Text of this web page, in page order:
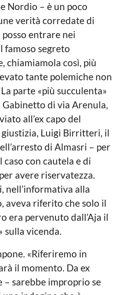
Nordio – è un poco
verità corredate di
entrare nei
famoso segreto
chiamiamola così, più
tante polemiche non
parte «più succulenta»
Gabinetto di via Arenula,
all’ex capo del
Luigi Birritteri, il
di Almasri – per
con cautela e di
avere riservatezza.
nell’informativa alla
aveva riferito che solo il
era pervenuto dall’Aja il
sulla vicenda.
«Riferiremo in
il momento. Da ex
sarebbe improprio se